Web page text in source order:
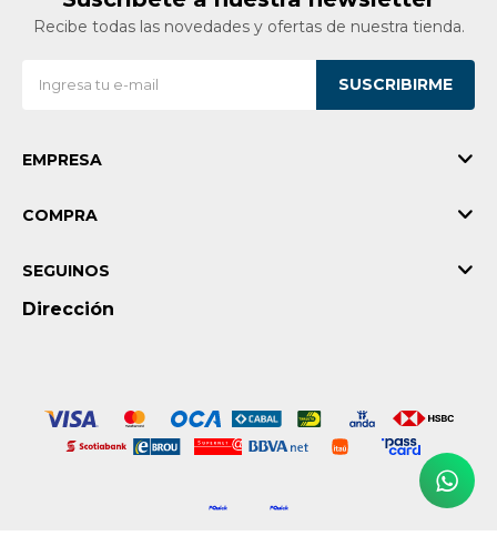
Recibe todas las novedades y ofertas de nuestra tienda.
SUSCRIBIRME
EMPRESA
COMPRA
Dirección
SEGUINOS
Ferretería
Vestimenta y calzado